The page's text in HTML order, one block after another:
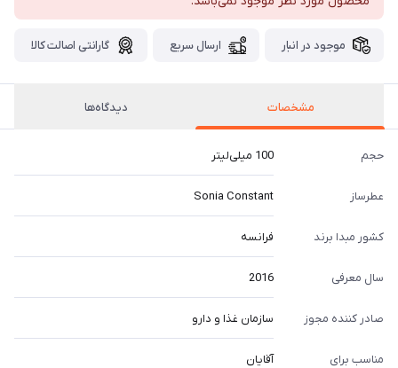
موجود در انبار ارسال سریع گارانتی اصالت کالا
مشخصات دیدگاه‌ها
حجم 100 میلی‌لیتر
عطرساز Sonia Constant
کشور مبدا برند فرانسه
سال معرفی 2016
صادر کننده مجوز سازمان غذا و دارو
مناسب برای آقایان